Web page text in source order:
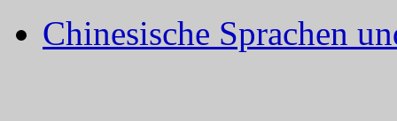
Chinesische Sprachen